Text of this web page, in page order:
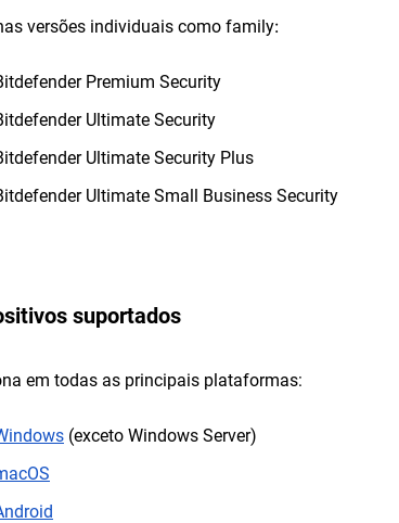
versões individuais como family:
Premium Security
Ultimate Security
Ultimate Security Plus
Ultimate Small Business Security
suportados
em todas as principais plataformas:
(exceto Windows Server)